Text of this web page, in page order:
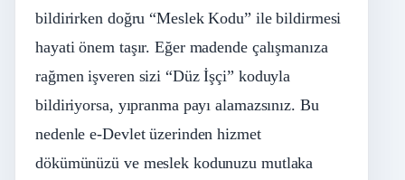
bildirirken doğru “Meslek Kodu” ile bildirmesi
hayati önem taşır. Eğer madende çalışmanıza
rağmen işveren sizi “Düz İşçi” koduyla
bildiriyorsa, yıpranma payı alamazsınız. Bu
nedenle e-Devlet üzerinden hizmet
dökümünüzü ve meslek kodunuzu mutlaka